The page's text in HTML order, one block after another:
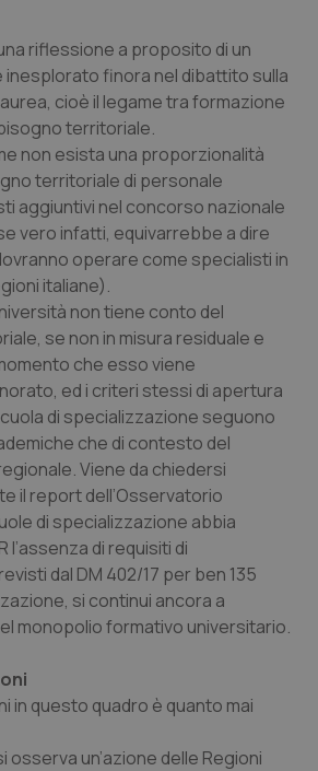
riflessione a proposito di un
finora nel dibattito sulla
cioè il legame tra formazione
territoriale.
non esista una proporzionalità
territoriale di personale
aggiuntivi nel concorso nazionale
vero infatti, equivarrebbe a dire
operare come specialisti in
italiane).
non tiene conto del
se non in misura residuale e
che esso viene
ed i criteri stessi di apertura
di specializzazione seguono
che di contesto del
Viene da chiedersi
il report dell’Osservatorio
di specializzazione abbia
l’assenza di requisiti di
dal DM 402/17 per ben 135
si continui ancora a
monopolio formativo universitario.
in questo quadro è quanto mai
osserva un’azione delle Regioni